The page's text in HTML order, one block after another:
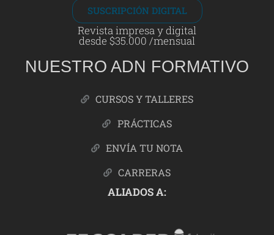
SUSCRIPCIÓN DIGITAL
Revista impresa y digital
desde $35.000 /mensual
NUESTRO ADN FORMATIVO
CURSOS Y TALLERES
PRÁCTICAS
ENVÍA TU NOTA
CARRERAS
ALIADOS A: